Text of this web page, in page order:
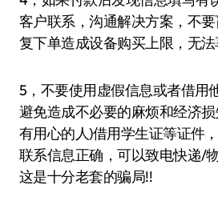
客户联系，沟通解决方案，不
复下单造成设备购买上限，无法
5，不要使用虚假信息或者借用
避免造成不必要的麻烦和经济
有用心的人)借用学生证等证件
联系信息正确，可以致电快递/
这是十分老套的骗局!!